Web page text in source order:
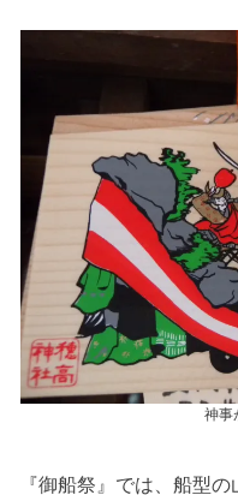
神事
『御船祭』では、船型